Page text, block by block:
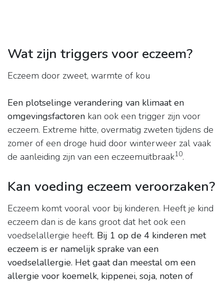
Wat zijn triggers voor eczeem?
Eczeem door zweet, warmte of kou
Een plotselinge verandering van klimaat en
omgevingsfactoren kan ook een trigger zijn voor
eczeem. Extreme hitte, overmatig zweten tijdens de
zomer of een droge huid door winterweer zal vaak
de aanleiding zijn van een eczeemuitbraak10.
Kan voeding eczeem veroorzaken?
Eczeem komt vooral voor bij kinderen. Heeft je kind
eczeem dan is de kans groot dat het ook een
voedselallergie heeft. Bij 1 op de 4 kinderen met
eczeem is er namelijk sprake van een
voedselallergie. Het gaat dan meestal om een
allergie voor koemelk, kippenei, soja, noten of